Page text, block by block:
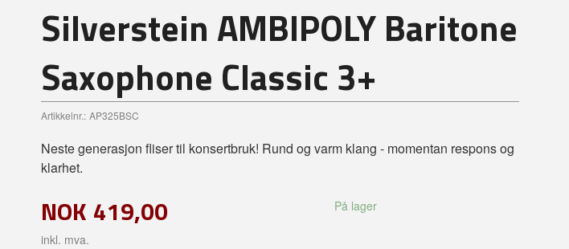
Silverstein AMBIPOLY Baritone
Saxophone Classic 3+
Artikkelnr.: AP325BSC
Neste generasjon fliser til konsertbruk! Rund og varm klang - momentan respons og
klarhet.
NOK 419,00
inkl. mva.
På lager